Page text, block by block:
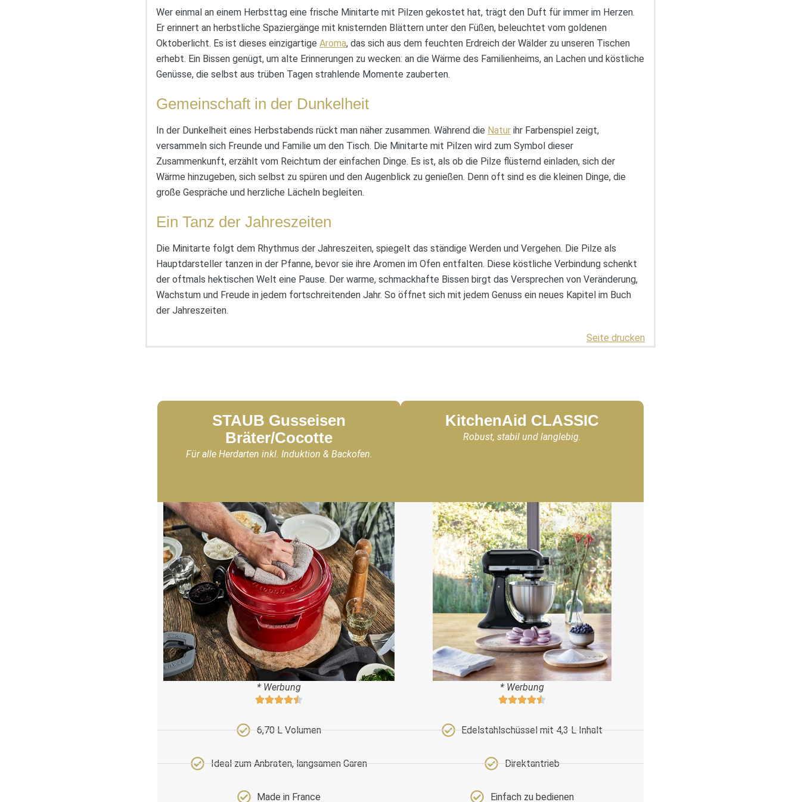
Wer einmal an einem Herbsttag eine frische Minitarte mit Pilzen gekostet hat, trägt den Duft für immer im Herzen.
Er erinnert an herbstliche Spaziergänge mit knisternden Blättern unter den Füßen, beleuchtet vom goldenen
Oktoberlicht. Es ist dieses einzigartige Aroma, das sich aus dem feuchten Erdreich der Wälder zu unseren Tischen
erhebt. Ein Bissen genügt, um alte Erinnerungen zu wecken: an die Wärme des Familienheims, an Lachen und köstliche
Genüsse, die selbst aus trüben Tagen strahlende Momente zauberten.
Gemeinschaft in der Dunkelheit
In der Dunkelheit eines Herbstabends rückt man näher zusammen. Während die Natur ihr Farbenspiel zeigt,
versammeln sich Freunde und Familie um den Tisch. Die Minitarte mit Pilzen wird zum Symbol dieser
Zusammenkunft, erzählt vom Reichtum der einfachen Dinge. Es ist, als ob die Pilze flüsternd einladen, sich der
Wärme hinzugeben, sich selbst zu spüren und den Augenblick zu genießen. Denn oft sind es die kleinen Dinge, die
große Gespräche und herzliche Lächeln begleiten.
Ein Tanz der Jahreszeiten
Die Minitarte folgt dem Rhythmus der Jahreszeiten, spiegelt das ständige Werden und Vergehen. Die Pilze als
Hauptdarsteller tanzen in der Pfanne, bevor sie ihre Aromen im Ofen entfalten. Diese köstliche Verbindung schenkt
der oftmals hektischen Welt eine Pause. Der warme, schmackhafte Bissen birgt das Versprechen von Veränderung,
Wachstum und Freude in jedem fortschreitenden Jahr. So öffnet sich mit jedem Genuss ein neues Kapitel im Buch
der Jahreszeiten.
Seite drucken
STAUB Gusseisen
Bräter/Cocotte
Für alle Herdarten inkl. Induktion & Backofen.
* Werbung
6,70 L Volumen
Ideal zum Anbraten, langsamen Garen
Made in France
KitchenAid CLASSIC
Robust, stabil und langlebig.
* Werbung
Edelstahlschüssel mit 4,3 L Inhalt
Direktantrieb
Einfach zu bedienen